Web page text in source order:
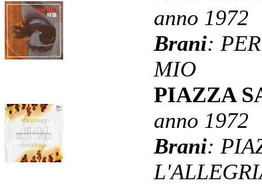
anno 1972
Brani:
MIO
PIAZZA
anno 1972
Brani: